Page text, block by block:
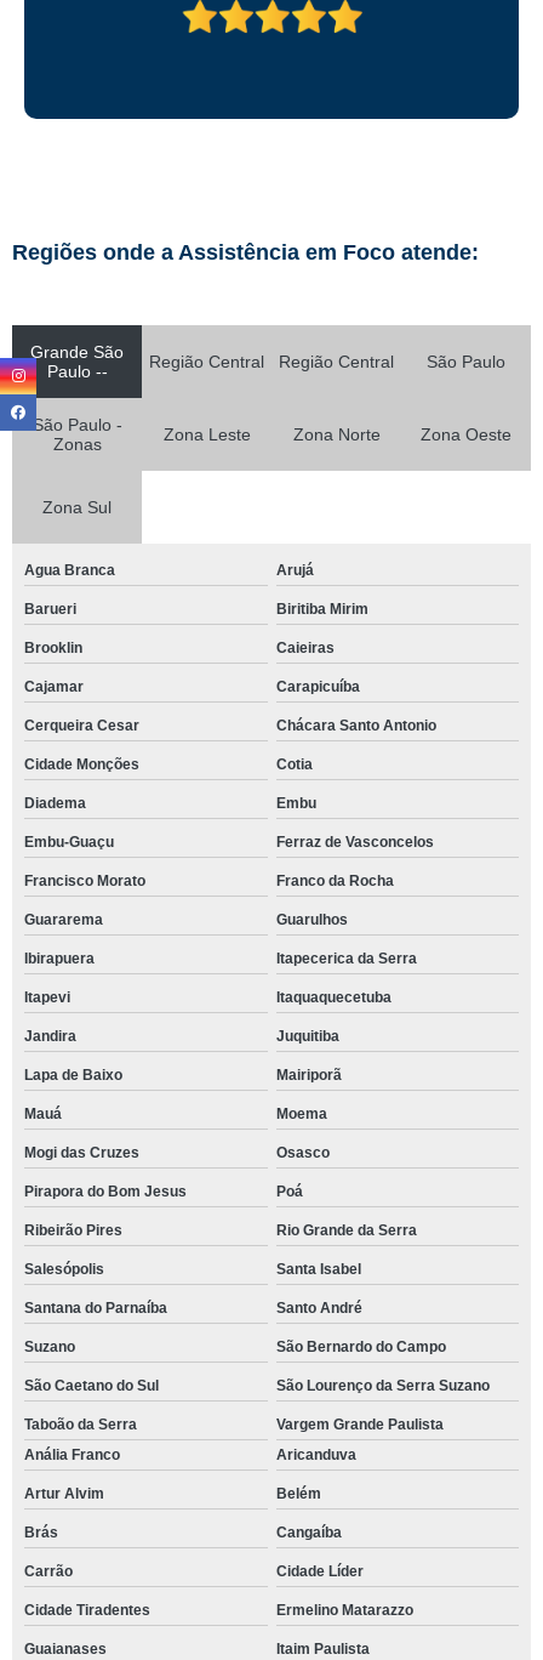
Regiões onde a Assistência em Foco atende:
Grande São
Paulo --
Região Central Região Central São Paulo
São Paulo -
Zonas
Zona Leste Zona Norte Zona Oeste
Zona Sul
Agua Branca Arujá
Barueri Biritiba Mirim
Brooklin Caieiras
Cajamar Carapicuíba
Cerqueira Cesar Chácara Santo Antonio
Cidade Monções Cotia
Diadema Embu
Embu-Guaçu Ferraz de Vasconcelos
Francisco Morato Franco da Rocha
Guararema Guarulhos
Ibirapuera Itapecerica da Serra
Itapevi Itaquaquecetuba
Jandira Juquitiba
Lapa de Baixo Mairiporã
Mauá Moema
Mogi das Cruzes Osasco
Pirapora do Bom Jesus Poá
Ribeirão Pires Rio Grande da Serra
Salesópolis Santa Isabel
Santana do Parnaíba Santo André
Suzano São Bernardo do Campo
São Caetano do Sul São Lourenço da Serra Suzano
Taboão da Serra
Vargem Grande Paulista
Anália Franco
Aricanduva
Artur Alvim Belém
Brás Cangaíba
Carrão Cidade Líder
Cidade Tiradentes Ermelino Matarazzo
Guaianases Itaim Paulista